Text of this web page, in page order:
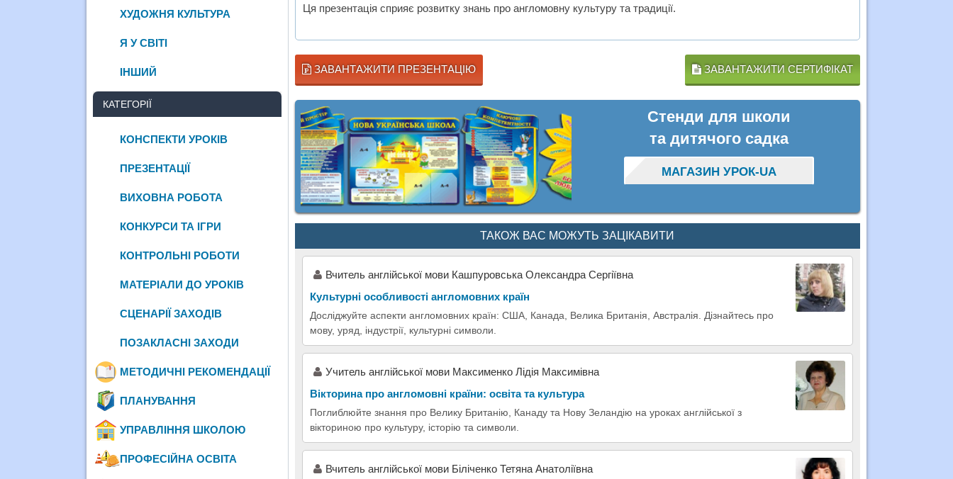
Ця презентація сприяє розвитку знань про англомовну культуру та традиції.
ЗАВАНТАЖИТИ ПРЕЗЕНТАЦІЮ ЗАВАНТАЖИТИ СЕРТИФІКАТ
Стенди для школи
та дитячого садка
МАГАЗИН УРОК-UA
ТАКОЖ ВАС МОЖУТЬ ЗАЦІКАВИТИ
Вчитель англійської мови Кашпуровська Олександра Сергіївна
Культурні особливості англомовних країн
Досліджуйте аспекти англомовних країн: США, Канада, Велика Британія, Австралія. Дізнайтесь про
мову, уряд, індустрії, культурні символи.
Учитель англійської мови Максименко Лідія Максимівна
Вікторина про англомовні країни: освіта та культура
Поглиблюйте знання про Велику Британію, Канаду та Нову Зеландію на уроках англійської з
вікториною про культуру, історію та символи.
Вчитель англійської мови Біліченко Тетяна Анатоліївна
ХУДОЖНЯ КУЛЬТУРА
Я У СВІТІ
ІНШИЙ
КАТЕГОРІЇ
КОНСПЕКТИ УРОКІВ
ПРЕЗЕНТАЦІЇ
ВИХОВНА РОБОТА
КОНКУРСИ ТА ІГРИ
КОНТРОЛЬНІ РОБОТИ
МАТЕРІАЛИ ДО УРОКІВ
СЦЕНАРІЇ ЗАХОДІВ
ПОЗАКЛАСНІ ЗАХОДИ
МЕТОДИЧНІ РЕКОМЕНДАЦІЇ
ПЛАНУВАННЯ
УПРАВЛІННЯ ШКОЛОЮ
ПРОФЕСІЙНА ОСВІТА